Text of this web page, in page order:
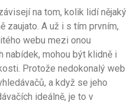
na tom, kolik lidí nějaký
zaujato. A už i s tím prvním,
webu mezi onou
nabídek, mohou být klidně i
Protože nedokonalý web
a když se jeho
ideálně, je to v